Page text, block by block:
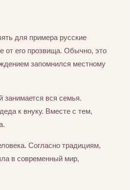
для примера русские
от его прозвища. Обычно, это
запомнился местному
занимается вся семья.
к внуку. Вместе с тем,
Согласно традициям,
в современный мир,